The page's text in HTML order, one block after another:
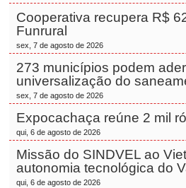
Cooperativa recupera R$
Funrural
sex, 7 de agosto de 2026
273 municípios podem
universalização do
sex, 7 de agosto de 2026
Expocachaça reúne 2 mil
qui, 6 de agosto de 2026
Missão do SINDVEL ao
autonomia tecnológica do
qui, 6 de agosto de 2026